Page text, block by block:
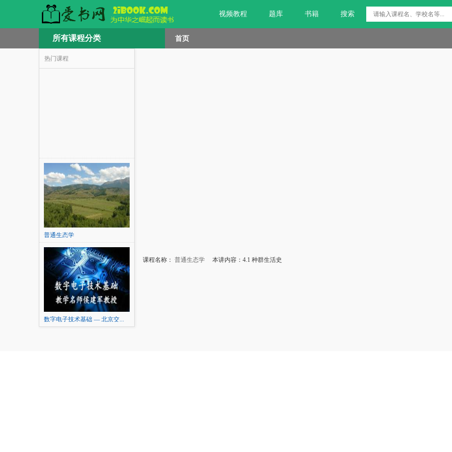
视频教程 题库 书籍 搜索
所有课程分类 首页
热门课程
普通生态学
数字电子技术基础 — 北京交...
课程名称： 普通生态学 本讲内容：4.1 种群生活史